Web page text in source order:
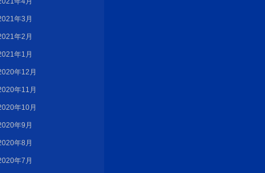
年3月
年2月
年1月
年12月
年11月
年10月
年9月
年8月
年7月